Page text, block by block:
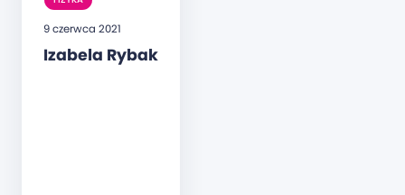
9 czerwca 2021
Izabela Rybak